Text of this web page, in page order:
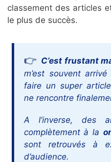
classement des articles
le plus de succès.
C’est frustant
m’est souvent
faire un super
ne rencontre
A l’inverse, des
complètement à la
sont retrouvés à
d’audience.